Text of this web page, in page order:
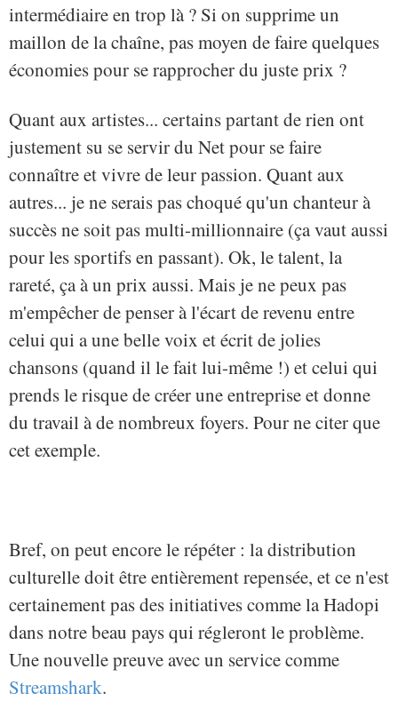
intermédiaire en trop là ? Si on supprime un
maillon de la chaîne, pas moyen de faire quelques
économies pour se rapprocher du juste prix ?
Quant aux artistes... certains partant de rien ont
justement su se servir du Net pour se faire
connaître et vivre de leur passion. Quant aux
autres... je ne serais pas choqué qu'un chanteur à
succès ne soit pas multi-millionnaire (ça vaut aussi
pour les sportifs en passant). Ok, le talent, la
rareté, ça à un prix aussi. Mais je ne peux pas
m'empêcher de penser à l'écart de revenu entre
celui qui a une belle voix et écrit de jolies
chansons (quand il le fait lui-même !) et celui qui
prends le risque de créer une entreprise et donne
du travail à de nombreux foyers. Pour ne citer que
cet exemple.
Bref, on peut encore le répéter : la distribution
culturelle doit être entièrement repensée, et ce n'est
certainement pas des initiatives comme la Hadopi
dans notre beau pays qui régleront le problème.
Une nouvelle preuve avec un service comme
Streamshark.